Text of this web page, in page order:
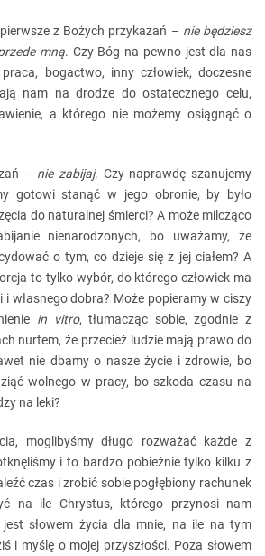
z Bożych przykazań – nie będziesz
mną. Czy Bóg na pewno jest dla nas
bogactwo, inny człowiek, doczesne
nam na drodze do ostatecznego celu,
a którego nie możemy osiągnąć o
– nie zabijaj. Czy naprawdę szanujemy
gotowi stanąć w jego obronie, by było
do naturalnej śmierci? A może milcząco
nienarodzonych, bo uważamy, że
o tym, co dzieje się z jej ciałem? A
to tylko wybór, do którego człowiek ma
własnego dobra? Może popieramy w ciszy
in vitro, tłumacząc sobie, zgodnie z
nurtem, że przecież ludzie mają prawo do
nie dbamy o nasze życie i zdrowie, bo
wolnego w pracy, bo szkoda czasu na
na leki?
moglibyśmy długo rozważać każde z
i to bardzo pobieżnie tylko kilku z
czas i zrobić sobie pogłębiony rachunek
na ile Chrystus, którego przynosi nam
słowem życia dla mnie, na ile na tym
i myślę o mojej przyszłości. Poza słowem